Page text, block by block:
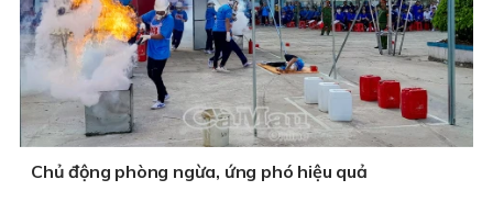
Chủ động phòng ngừa, ứng phó hiệu quả